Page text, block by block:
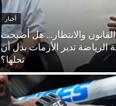
أخبار
والانتظار… هل أصبحت
الرياضة تدير الأزمات بدل أن
تحلها؟